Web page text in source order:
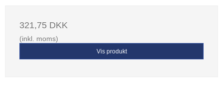
321,75 DKK
(inkl. moms)
Vis produkt